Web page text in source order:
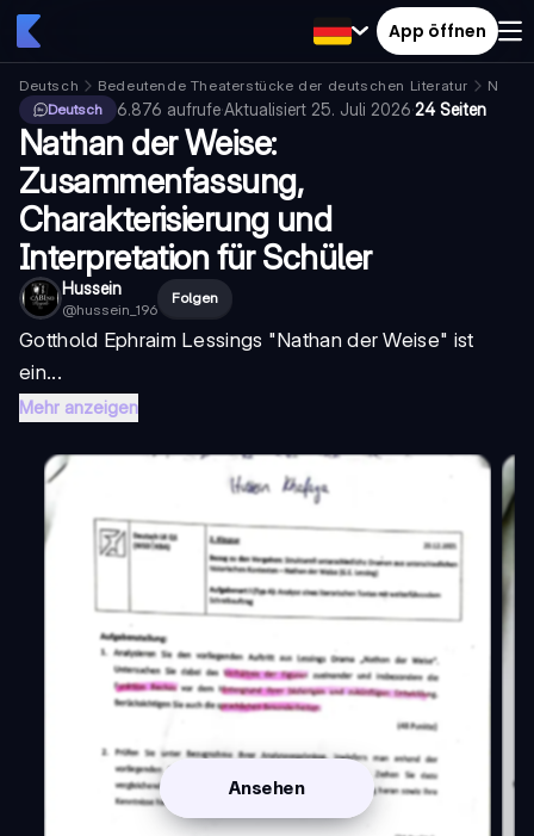
App öffnen
Deutsch Bedeutende Theaterstücke der deutschen Literatur
Deutsch
6.876 aufrufe·Aktualisiert 25. Juli 2026·24 Seiten
Nathan der Weise:
Zusammenfassung,
Charakterisierung und
Interpretation für Schüler
Hussein
@hussein_196
Folgen
Gotthold Ephraim Lessings "Nathan der Weise" ist
ein...
Mehr anzeigen
Ansehen